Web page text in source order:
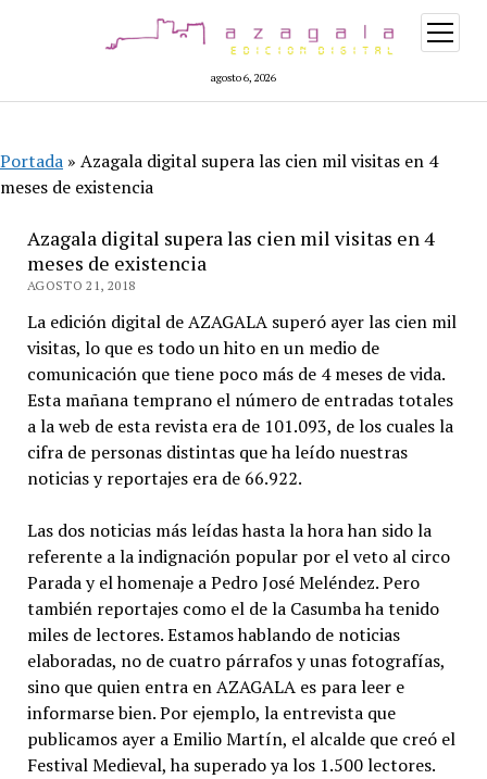
agosto 6, 2026
abrir
menú
Portada » Azagala digital supera las cien mil visitas en 4
meses de existencia
Azagala digital supera las cien mil visitas en 4
meses de existencia
AGOSTO 21, 2018
La edición digital de AZAGALA superó ayer las cien mil
visitas, lo que es todo un hito en un medio de
comunicación que tiene poco más de 4 meses de vida.
Esta mañana temprano el número de entradas totales
a la web de esta revista era de 101.093, de los cuales la
cifra de personas distintas que ha leído nuestras
noticias y reportajes era de 66.922.
Las dos noticias más leídas hasta la hora han sido la
referente a la indignación popular por el veto al circo
Parada y el homenaje a Pedro José Meléndez. Pero
también reportajes como el de la Casumba ha tenido
miles de lectores. Estamos hablando de noticias
elaboradas, no de cuatro párrafos y unas fotografías,
sino que quien entra en AZAGALA es para leer e
informarse bien. Por ejemplo, la entrevista que
publicamos ayer a Emilio Martín, el alcalde que creó el
Festival Medieval, ha superado ya los 1.500 lectores.